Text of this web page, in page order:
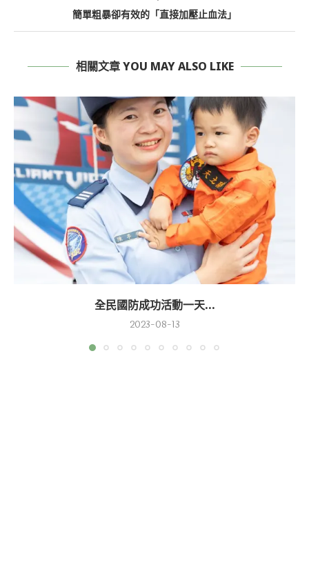
簡單粗暴卻有效的「直接加壓止血法」
相關文章 YOU MAY ALSO LIKE
全民國防成功活動一天...
2023-08-13